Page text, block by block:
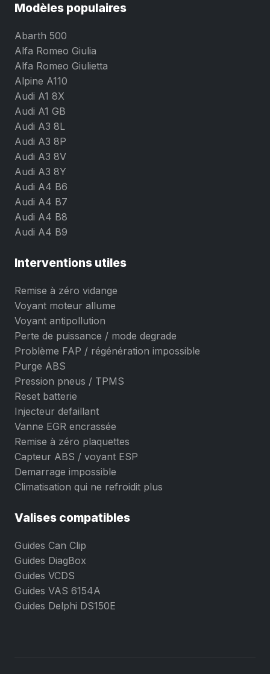
Modèles populaires
Abarth 500
Alfa Romeo Giulia
Alfa Romeo Giulietta
Alpine A110
Audi A1 8X
Audi A1 GB
Audi A3 8L
Audi A3 8P
Audi A3 8V
Audi A3 8Y
Audi A4 B6
Audi A4 B7
Audi A4 B8
Audi A4 B9
Interventions utiles
Remise à zéro vidange
Voyant moteur allume
Voyant antipollution
Perte de puissance / mode degrade
Problème FAP / régénération impossible
Purge ABS
Pression pneus / TPMS
Reset batterie
Injecteur defaillant
Vanne EGR encrassée
Remise à zéro plaquettes
Capteur ABS / voyant ESP
Demarrage impossible
Climatisation qui ne refroidit plus
Valises compatibles
Guides Can Clip
Guides DiagBox
Guides VCDS
Guides VAS 6154A
Guides Delphi DS150E